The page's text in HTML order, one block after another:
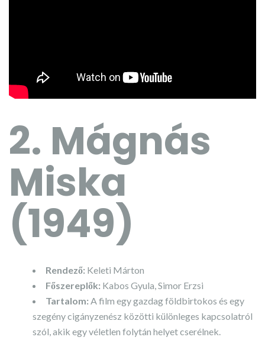
2. Mágnás
Miska
(1949)
Rendező: Keleti Márton
Főszereplők: Kabos Gyula, Simor Erzsi
Tartalom: A film egy gazdag földbirtokos és egy
szegény cigányzenész közötti különleges kapcsolatról
szól, akik egy véletlen folytán helyet cserélnek.